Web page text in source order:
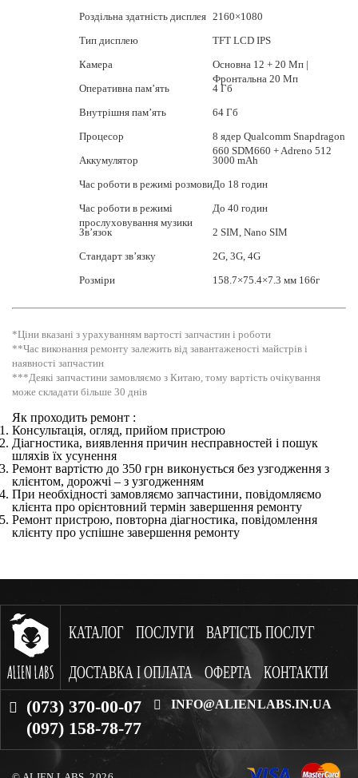
Роздільна здатність дисплея
Тип дисплею
Камера
Оперативна пам’ять
Внутрішня пам’ять
Процесор
Аккумулятор
Час роботи в режимі розмови
Час роботи в режимі
прослуховування музики
Зв’язок
Стандарт зв’язку
Розміри
2160×1080
TFT LCD IPS
Основна 12 + 20 Мп |
Фронтальна 20 Мп
4 Гб
64 Гб
8 ядер Qualcomm Snapdragon
660 SDM660 + Adreno 512
3000 mAh
До 18 годин
До 40 годин
2 SIM, Nano SIM
2G, 3G, 4G
158.7×75.4×7.3 мм 166г
*Ціни вказані з урахуванням вартості запчастин і роботи
**Час виконання ремонту залежить від завантаженості майстрів і
наявності запчастин
***Деякі запчастини замовляємо з Китаю, тому вартість очікування
може складати більше 30 днів
Як проходить ремонт :
Консультація, огляд, прийом пристрою
Діагностика, виявлення причин несправностей і пошук
шляхів їх усунення
Ремонт вартістю до 350 грн виконується без узгодження з
клієнтом, дорожчі – з узгодженням
При необхідності замовляємо запчастини, повідомляємо
клієнта про орієнтовний термін завершення ремонту
Ремонт пристрою, повторна діагностика, повідомлення
клієнту про успішне завершення ремонту
КАТАЛОГ ПОСЛУГИ ВАРТІСТЬ ПОСЛУГ
ДОСТАВКА І ОПЛАТА ОФЕРТА КОНТАКТИ
(073) 370-00-07
(097) 158-78-77
INFO@ALIENLABS.IN.UA